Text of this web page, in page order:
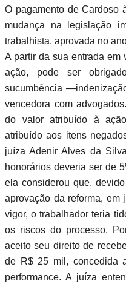
O pagamento de Cardoso
mudança na legislação
trabalhista, aprovada no
A partir da sua entrada em
ação, pode ser
sucumbência
vencedora com
do valor atribuído à
atribuído aos itens
juíza Adenir Alves da
honorários deveria ser de
ela considerou que,
aprovação da reforma, em
vigor, o trabalhador teria
os riscos do processo.
aceito seu direito de
de R$ 25 mil, concedida
performance. A juíza